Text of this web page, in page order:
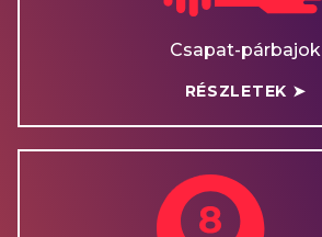
Csapat-párbajok
RÉSZLETEK ➤